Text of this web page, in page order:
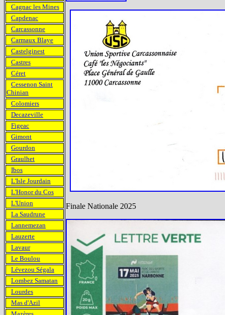
Finale Nationale 2025
Cagnac les Mines
Capdenac
Carcassonne
Carmaux Blaye
Castelginest
Castres
Céret
Cessenon Saint
Chinian
Colomiers
Decazeville
Figeac
Gimont
Gourdon
Graulhet
Ibos
L'Isle Jourdain
L'Honor du Cos
L'Union
La Saudrune
Lannemezan
Lauzerte
Lavaur
Le Boulou
Lévezou Ségala
Lombez Samatan
Lourdes
Mas d'Azil